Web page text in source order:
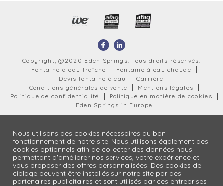
Copyright, @2020 Eden Springs. Tous droits réservés.
Fontaine à eau fraîche
Fontaine à eau chaude
Devis fontaine à eau
Carrière
Conditions générales de vente
Mentions légales
Politique de confidentialité
Politique en matière de cookies
Eden Springs in Europe
Nous utilisons des cookies nécessaires au bon
fonctionnement de notre site. Nous utilisons également des
cookies optionnels afin de collecter des données nous
permettant d'améliorer nos services, votre expérience et
vous proposer des offres personnalisées. Des cookies de
ciblage peuvent être installés sur notre site par des
partenaires publicitaires et sont utilisés par ces entreprises